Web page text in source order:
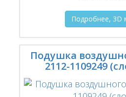
Подробнее, 3D
Подушка
2112-1109249